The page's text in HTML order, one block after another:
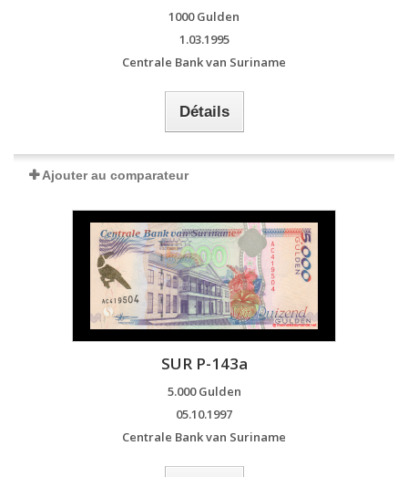
1000 Gulden
1.03.1995
Centrale Bank van Suriname
Détails
Ajouter au comparateur
SUR P-143a
5.000 Gulden
05.10.1997
Centrale Bank van Suriname